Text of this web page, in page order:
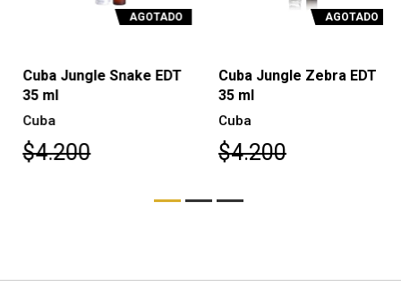
AGOTADO
Cuba Jungle Snake EDT
35 ml
Cuba
$4.200
AGOTADO
Cuba Jungle Zebra EDT
35 ml
Cuba
$4.200